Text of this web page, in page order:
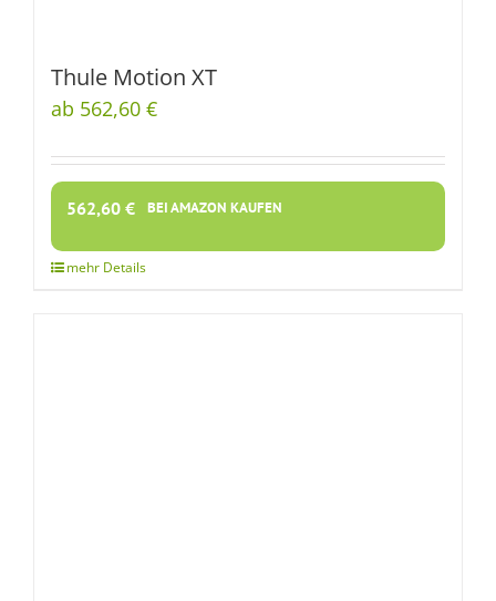
Thule Motion XT
ab 562,60 €
562,60 € BEI AMAZON KAUFEN